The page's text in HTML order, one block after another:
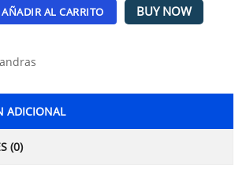
AÑADIR AL CARRITO BUY NOW
ADICIONAL
(0)